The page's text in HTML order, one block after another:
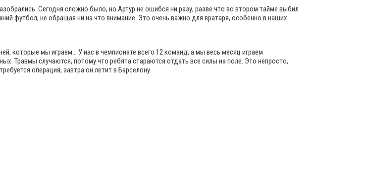
Сегодня сложно было, но Артур не ошибся ни разу, разве что во втором тайме выбил
футбол, не обращая ни на что внимание. Это очень важно для вратаря, особенно в наших
которые мы играем… У нас в чемпионате всего 12 команд, а мы весь месяц играем
Травмы случаются, потому что ребята стараются отдать все силы на поле. Это непросто,
операция, завтра он летит в Барселону.